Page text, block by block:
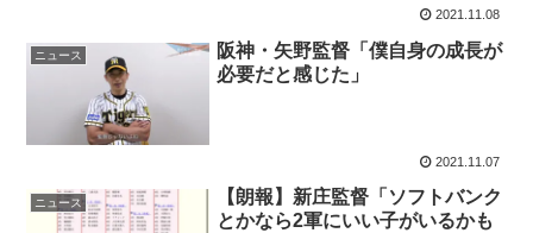
2021.11.08
ニュース
阪神・矢野監督「僕自身の成長が
必要だと感じた」
2021.11.07
ニュース
【朗報】新庄監督「ソフトバンク
とかなら2軍にいい子がいるかも